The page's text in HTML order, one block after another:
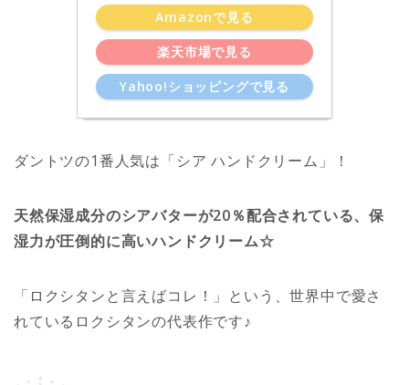
Amazonで見る
楽天市場で見る
Yahoo!ショッピングで見る
ダントツの1番人気は「シア ハンドクリーム」！
天然保湿成分のシアバターが20％配合されている、保
湿力が圧倒的に高いハンドクリーム☆
「ロクシタンと言えばコレ！」という、世界中で愛さ
れているロクシタンの代表作です♪